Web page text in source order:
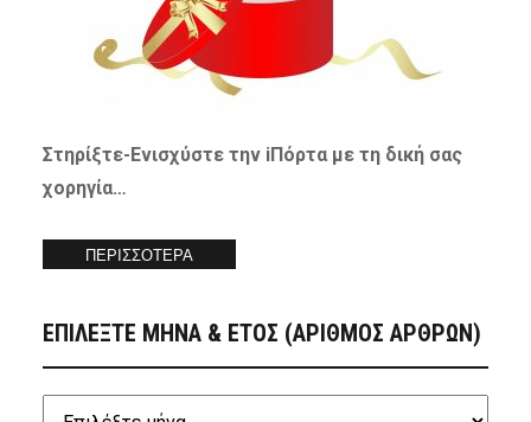
Στηρίξτε-Ενισχύστετην iΠόρτα με τη δική σας
χορηγία…
ΠΕΡΙΣΣΟΤΕΡΑ
ΕΠΙΛΕΞΤΕ ΜΗΝΑ & ΕΤΟΣ (ΑΡΙΘΜΟΣ ΑΡΘΡΩΝ)